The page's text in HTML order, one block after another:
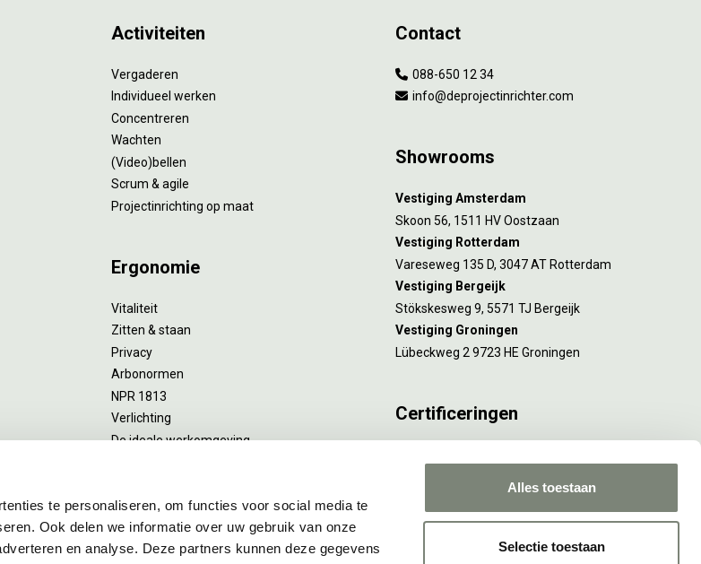
te personaliseren, om functies voor social media te
Ook delen we informatie over uw gebruik van onze
en analyse. Deze partners kunnen deze gegevens
Alles toestaan
Selectie toestaan
Activiteiten
Vergaderen
Individueel werken
Concentreren
Wachten
(Video)bellen
Scrum & agile
Projectinrichting op maat
Ergonomie
Vitaliteit
Zitten & staan
Privacy
Arbonormen
NPR 1813
Verlichting
De ideale werkomgeving
Contact
088-650 12 34
info@deprojectinrichter.com
Showrooms
Vestiging Amsterdam
Skoon 56, 1511 HV Oostzaan
Vestiging Rotterdam
Vareseweg 135 D, 3047 AT Rotterdam
Vestiging Bergeijk
Stökskesweg 9, 5571 TJ Bergeijk
Vestiging Groningen
Lübeckweg 2 9723 HE Groningen
Certificeringen
Rotterdam en Culemborg.